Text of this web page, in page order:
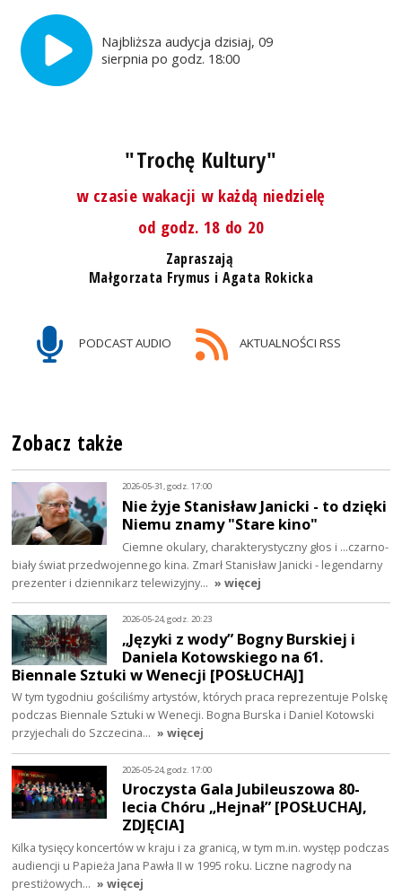
Najbliższa audycja dzisiaj, 09
sierpnia po godz. 18:00
"Trochę Kultury"
w czasie wakacji w każdą niedzielę
od godz. 18 do 20
Zapraszają
Małgorzata Frymus i Agata Rokicka
PODCAST AUDIO AKTUALNOŚCI RSS
Zobacz także
2026-05-31, godz. 17:00
Nie żyje Stanisław Janicki - to dzięki
Niemu znamy "Stare kino"
Ciemne okulary, charakterystyczny głos i ...czarno-
biały świat przedwojennego kina. Zmarł Stanisław Janicki - legendarny
prezenter i dziennikarz telewizyjny… » więcej
2026-05-24, godz. 20:23
„Języki z wody” Bogny Burskiej i
Daniela Kotowskiego na 61.
Biennale Sztuki w Wenecji [POSŁUCHAJ]
W tym tygodniu gościliśmy artystów, których praca reprezentuje Polskę
podczas Biennale Sztuki w Wenecji. Bogna Burska i Daniel Kotowski
przyjechali do Szczecina… » więcej
2026-05-24, godz. 17:00
Uroczysta Gala Jubileuszowa 80-
lecia Chóru „Hejnał” [POSŁUCHAJ,
ZDJĘCIA]
Kilka tysięcy koncertów w kraju i za granicą, w tym m.in. występ podczas
audiencji u Papieża Jana Pawła II w 1995 roku. Liczne nagrody na
prestiżowych… » więcej